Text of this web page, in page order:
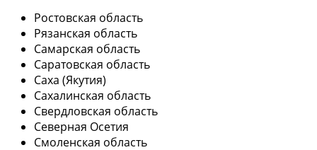
Ростовская область
Рязанская область
Самарская область
Саратовская область
Саха (Якутия)
Сахалинская область
Свердловская область
Северная Осетия
Смоленская область